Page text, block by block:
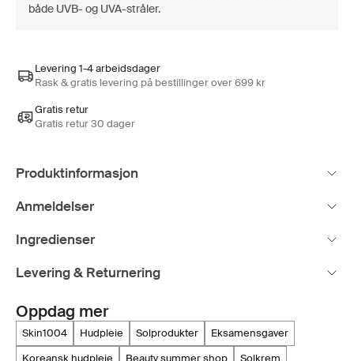
både UVB- og UVA-stråler.
Levering 1-4 arbeidsdager
Rask & gratis levering på bestillinger over 699 kr
Gratis retur
Gratis retur 30 dager
Produktinformasjon
Anmeldelser
Ingredienser
Levering & Returnering
Oppdag mer
skin1004 hudpleie solprodukter
eksamensgaver